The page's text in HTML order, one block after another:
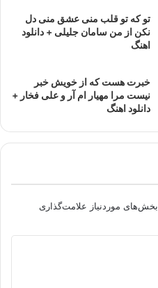
تو که تو قلب منی عشق منی دل
نکن از من سامان جلیلی + دانلود
اهنگ
خبرت هست که از خویش خبر
نیست مرا مهیار ام آر و علی فخار +
دانلود اهنگ
بخش‌های موردنیاز علامت‌گذاری